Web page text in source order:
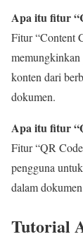
Apa itu fitur
Fitur “Content
konten dari
dokumen.
Apa itu fitur
Fitur “QR
pengguna
dalam
Tutorial